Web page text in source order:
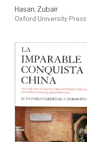
Hasan, Zubair
Oxford University